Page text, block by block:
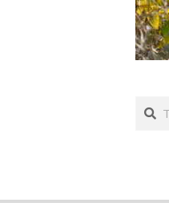
Search